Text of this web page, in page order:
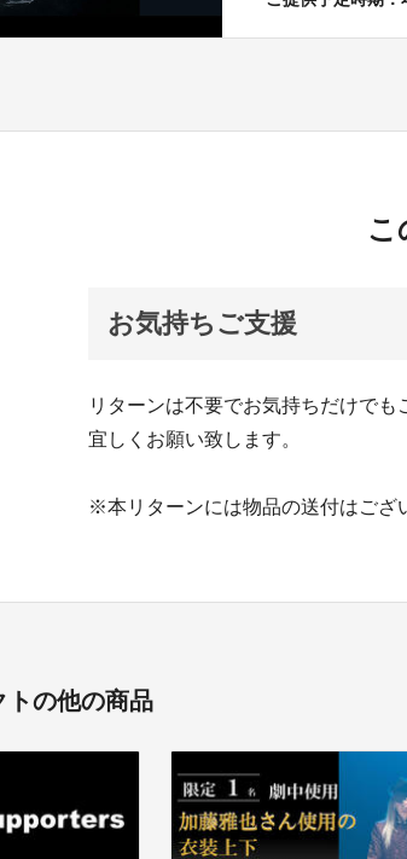
こ
お気持ちご支援
リターンは不要でお気持ちだけで
宜しくお願い致します。
※本リターンには物品の送付はござ
トの他の商品